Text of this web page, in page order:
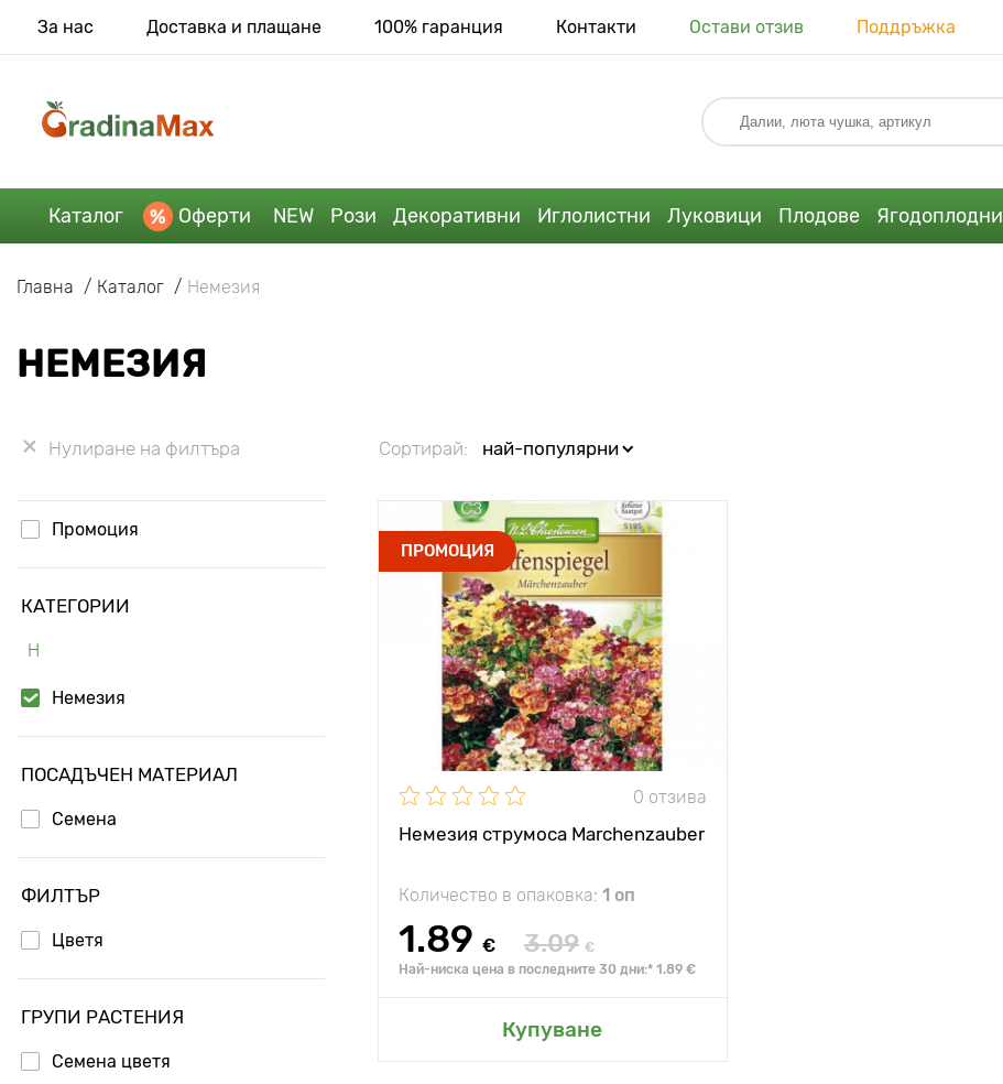
За нас Доставка и плащане 100% гаранция Контакти Остави отзив Поддръжка
Каталог Оферти NEW Рози Декоративни Иглолистни Луковици Плодове Ягодоплодни
Главна Каталог Немезия
НЕМЕЗИЯ
Нулиране на филтъра
Промоция
КАТЕГОРИИ
Н
Немезия
ПОСАДЪЧЕН МАТЕРИАЛ
Семена
ФИЛТЪР
Цветя
ГРУПИ РАСТЕНИЯ
Семена цветя
Сортирай: най-популярни
ПРОМОЦИЯ
0 отзива
Немезия струмоса Marchenzauber
Количество в опаковка: 1 оп
1.89 € 3.09 €
Най-ниска цена в последните 30 дни:* 1.89 €
Купуване
Местоположение
Специални
характеристики
Височина на
растението
25 - 30 см
Разстояние между
растенията
15 х 20 см
Добавяне в моята градина